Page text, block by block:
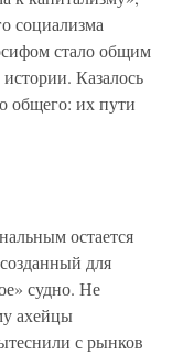
социализма
стало общим
Казалось
общего: их пути
остается
для
судно. Не
ахейцы
с рынков